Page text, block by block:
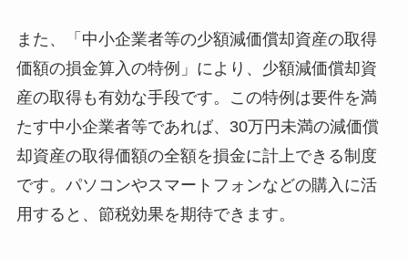
また、「中小企業者等の少額減価償却資産の取得
価額の損金算入の特例」により、少額減価償却資
産の取得も有効な手段です。この特例は要件を満
たす中小企業者等であれば、30万円未満の減価償
却資産の取得価額の全額を損金に計上できる制度
です。パソコンやスマートフォンなどの購入に活
用すると、節税効果を期待できます。